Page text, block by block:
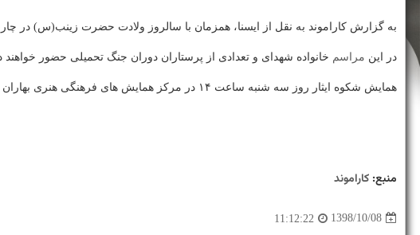
به گزارش كاراموند به نقل از ایسنا، همزمان با سالروز ولادت حضرت زینب(س) در
در این مراسم خانواده شهدای و تعدادی از پرستاران دوران جنگ تحمیلی حضور
همایش شكوه ایثار روز سه شنبه ساعت ۱۴ در مركز همایش های فرهنگی هنری بهاران برگزار می شود.
منبع: كاراموند
1398/10/08
11:12:22